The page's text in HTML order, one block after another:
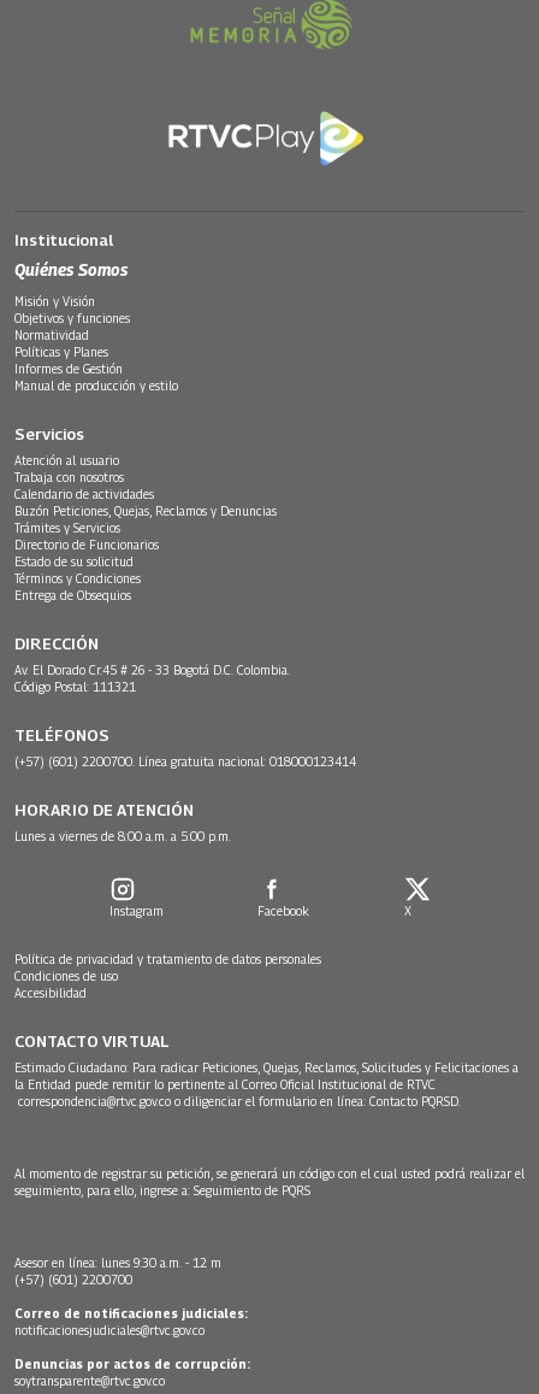
Institucional
Quiénes Somos
Misión y Visión
Objetivos y funciones
Normatividad
Políticas y Planes
Informes de Gestión
Manual de producción y estilo
Servicios
Atención al usuario
Trabaja con nosotros
Calendario de actividades
Buzón Peticiones, Quejas, Reclamos y Denuncias
Trámites y Servicios
Directorio de Funcionarios
Estado de su solicitud
Términos y Condiciones
Entrega de Obsequios
DIRECCIÓN
Av. El Dorado Cr.45 # 26 - 33 Bogotá D.C. Colombia.
Código Postal: 111321
TELÉFONOS
(+57) (601) 2200700. Línea gratuita nacional: 018000123414
HORARIO DE ATENCIÓN
Lunes a viernes de 8:00 a.m. a 5:00 p.m.
Instagram Facebook X
Política de privacidad y tratamiento de datos personales
Condiciones de uso
Accesibilidad
CONTACTO VIRTUAL
Estimado Ciudadano: Para radicar Peticiones, Quejas, Reclamos, Solicitudes y Felicitaciones a
la Entidad puede remitir lo pertinente al Correo Oficial Institucional de RTVC
correspondencia@rtvc.gov.co o diligenciar el formulario en línea: Contacto PQRSD.
Al momento de registrar su petición, se generará un código con el cual usted podrá realizar el
seguimiento, para ello, ingrese a: Seguimiento de PQRS
Asesor en línea: lunes 9:30 a.m. - 12 m
(+57) (601) 2200700
Correo de notificaciones judiciales:
notificacionesjudiciales@rtvc.gov.co
Denuncias por actos de corrupción:
soytransparente@rtvc.gov.co